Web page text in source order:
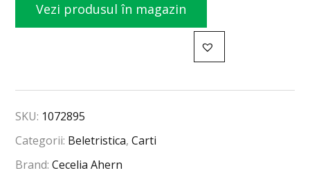
Vezi produsul în magazin
SKU: 1072895
Categorii: Beletristica,Carti
Brand:Cecelia Ahern